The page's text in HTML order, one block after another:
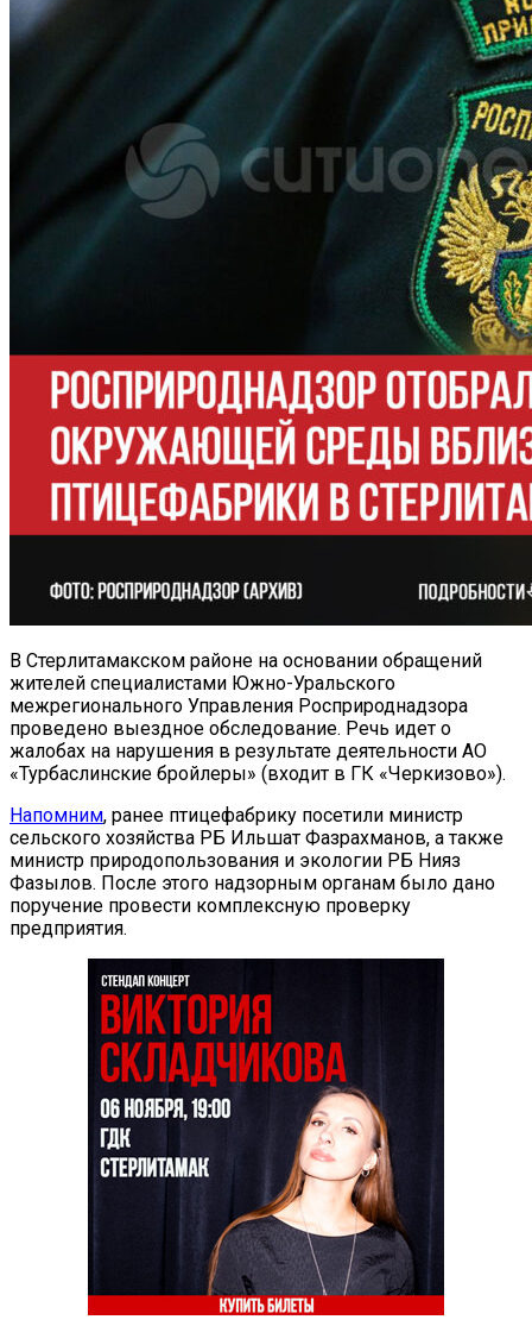
В Стерлитамакском районе на основании обращений
жителей специалистами Южно-Уральского
межрегионального Управления Росприроднадзора
проведено выездное обследование. Речь идет о
жалобах на нарушения в результате деятельности АО
«Турбаслинские бройлеры» (входит в ГК «Черкизово»).
Напомним, ранее птицефабрику посетили министр
сельского хозяйства РБ Ильшат Фазрахманов, а также
министр природопользования и экологии РБ Нияз
Фазылов. После этого надзорным органам было дано
поручение провести комплексную проверку
предприятия.